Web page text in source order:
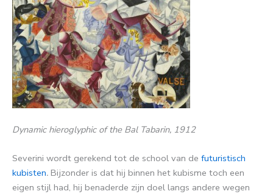
Dynamic hieroglyphic of the Bal Tabarin, 1912
Severini wordt gerekend tot de school van de futuristisch
kubisten. Bijzonder is dat hij binnen het kubisme toch een
eigen stijl had, hij benaderde zijn doel langs andere wegen